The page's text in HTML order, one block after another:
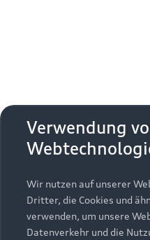
Modelle
Alle Modelle
Modelle vergleichen
Kaufen & leasen
Neuwagensuche
Service & Zubehör
Verwendung
Wir nutzen auf unserer
Dritter, die Cookies und
verwenden, um unsere
Datenverkehr und die